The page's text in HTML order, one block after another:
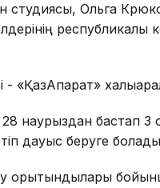
студиясы, Ольга
«ҚазАқпарат»
бастап 3
дауыс беруге
қорытындылары